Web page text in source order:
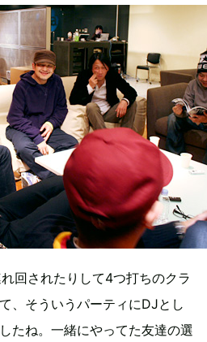
れ回されたりして4つ打ちのクラ
、そういうパーティにDJとし
たね。一緒にやってた友達の選